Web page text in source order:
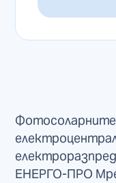
ЕНЕРГО-ПРО